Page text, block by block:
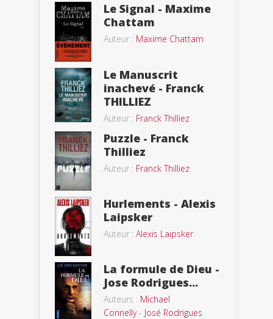
Le Signal - Maxime
Chattam
Auteur : Maxime Chattam
Le Manuscrit
inachevé - Franck
THILLIEZ
Auteur : Franck Thilliez
Puzzle - Franck
Thilliez
Auteur : Franck Thilliez
Hurlements - Alexis
Laipsker
Auteur : Alexis Laipsker
La formule de Dieu -
Jose Rodrigues...
Auteurs : Michael
Connelly- José Rodrigues